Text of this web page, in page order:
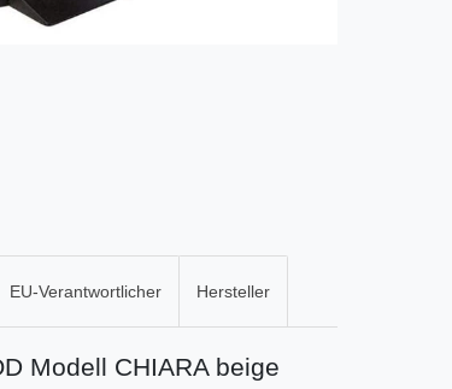
EU-Verantwortlicher Hersteller
Modell CHIARA beige